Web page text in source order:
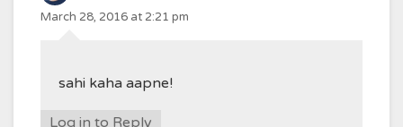
March 28, 2016 at 2:21 pm
sahi kaha aapne!
Log in to Reply